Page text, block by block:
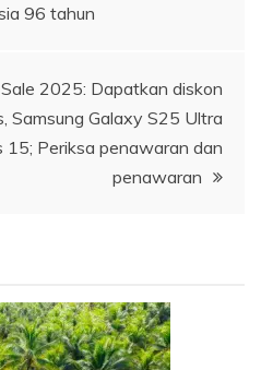
96 tahun
2025: Dapatkan diskon
Samsung Galaxy S25 Ultra
15; Periksa penawaran dan
penawaran